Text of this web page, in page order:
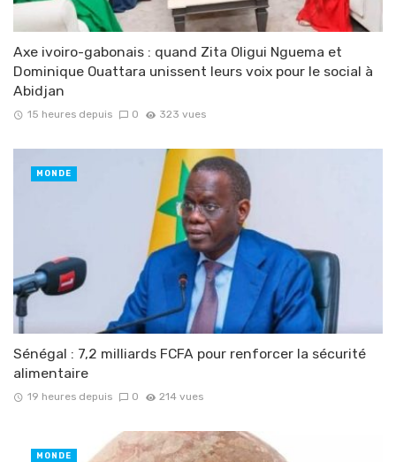
Axe ivoiro-gabonais : quand Zita Oligui Nguema et
Dominique Ouattara unissent leurs voix pour le social à
Abidjan
15 heures depuis 0 323 vues
Sénégal : 7,2 milliards FCFA pour renforcer la sécurité
alimentaire
19 heures depuis 0 214 vues
MONDE
MONDE